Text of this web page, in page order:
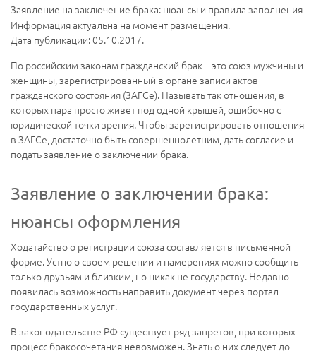
Заявление на заключение брака: нюансы и правила заполнения
Информация актуальна на момент размещения.
Дата публикации: 05.10.2017.
По российским законам гражданский брак – это союз мужчины и
женщины, зарегистрированный в органе записи актов
гражданского состояния (ЗАГСе). Называть так отношения, в
которых пара просто живет под одной крышей, ошибочно с
юридической точки зрения. Чтобы зарегистрировать отношения
в ЗАГСе, достаточно быть совершеннолетним, дать согласие и
подать заявление о заключении брака.
Заявление о заключении брака:
нюансы оформления
Ходатайство о регистрации союза составляется в письменной
форме. Устно о своем решении и намерениях можно сообщить
только друзьям и близким, но никак не государству. Недавно
появилась возможность направить документ через портал
государственных услуг.
В законодательстве РФ существует ряд запретов, при которых
процесс бракосочетания невозможен. Знать о них следует до